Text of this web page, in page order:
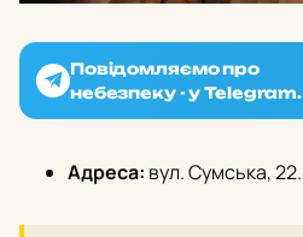
Повідомляємо про
небезпеку - у Telegram.
Адреса: вул. Сумська, 22.